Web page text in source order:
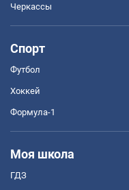
Черкассы
Спорт
Футбол
Хоккей
Формула-1
Моя школа
ГДЗ